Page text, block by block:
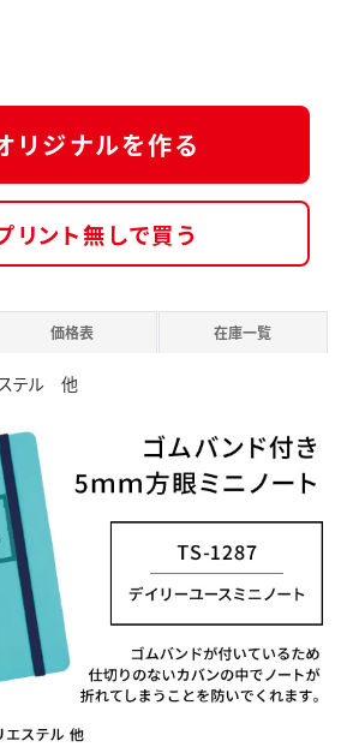
リジナルを作る
リント無しで買う
価格表 在庫一覧
ステル 他